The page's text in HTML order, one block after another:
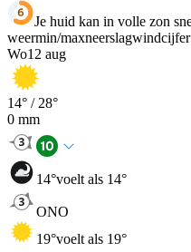
Je huid kan in volle zon
weermin/maxneerslagwindcijfer
Wo12 aug
14° / 28°
0 mm
14°voelt als 14°
ONO
19°voelt als 19°